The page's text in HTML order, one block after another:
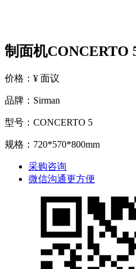
制面机CONCERTO
价格：¥ 面议
品牌：Sirman
型号：CONCERTO 5
规格：720*570*800mm
采购咨询
微信沟通更方便